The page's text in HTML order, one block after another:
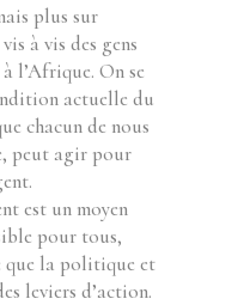
plus sur
à vis des gens
l’Afrique. On se
actuelle du
chacun de nous
peut agir pour
est un moyen
pour tous,
que la politique et
leviers d’action.